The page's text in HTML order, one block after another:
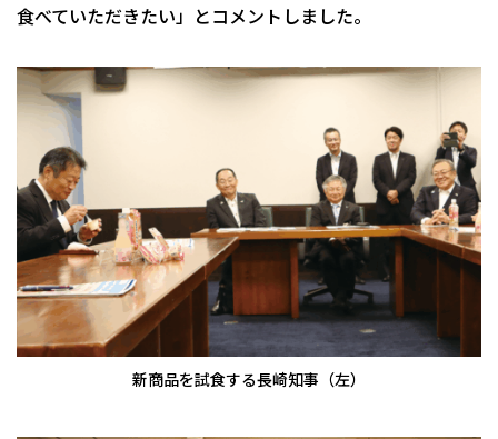
食べていただきたい」とコメントしました。
新商品を試食する長崎知事（左）